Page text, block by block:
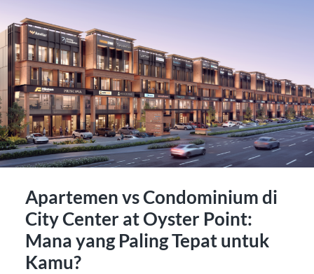
Apartemen vs Condominium di
City Center at Oyster Point:
Mana yang Paling Tepat untuk
Kamu?